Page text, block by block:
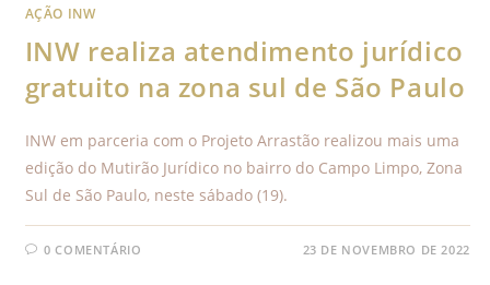
AÇÃO INW
INW realiza atendimento jurídico
gratuito na zona sul de São Paulo
INW em parceria com o Projeto Arrastão realizou mais uma
edição do Mutirão Jurídico no bairro do Campo Limpo, Zona
Sul de São Paulo, neste sábado (19).
0 COMENTÁRIO 23 DE NOVEMBRO DE 2022